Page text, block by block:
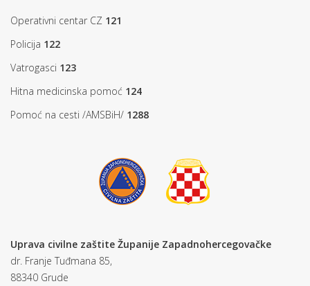
Operativni centar CZ 121
Policija 122
Vatrogasci 123
Hitna medicinska pomoć 124
Pomoć na cesti /AMSBiH/ 1288
Uprava civilne zaštite Županije Zapadnohercegovačke
dr. Franje Tuđmana 85,
88340 Grude